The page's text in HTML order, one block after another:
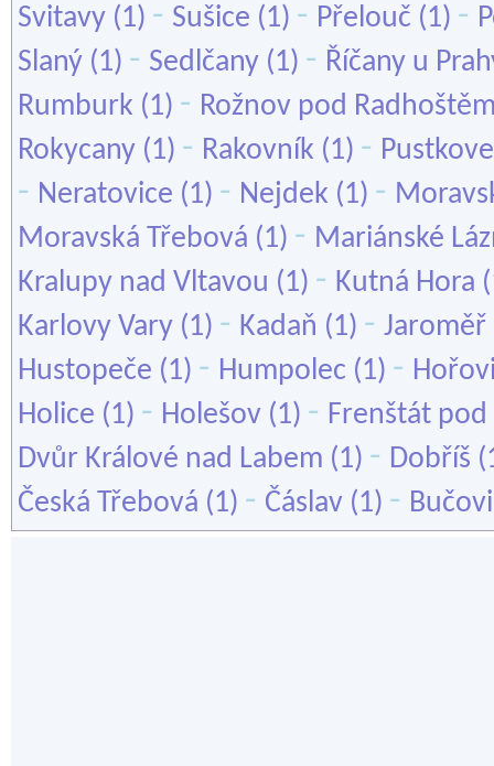
Svitavy (1) - Sušice (1) - Přelouč (1) -
Slaný (1) - Sedlčany (1) - Říčany u
Rumburk (1) - Rožnov pod
Rokycany (1) - Rakovník (1) -
- Neratovice (1) - Nejdek (1) -
Moravská Třebová (1) - Mariánské
Kralupy nad Vltavou (1) - Kutná Hora
Karlovy Vary (1) - Kadaň (1) - Jaroměř
Hustopeče (1) - Humpolec (1) -
Holice (1) - Holešov (1) - Frenštát
Dvůr Králové nad Labem (1) - Dobříš
Česká Třebová (1) - Čáslav (1) -